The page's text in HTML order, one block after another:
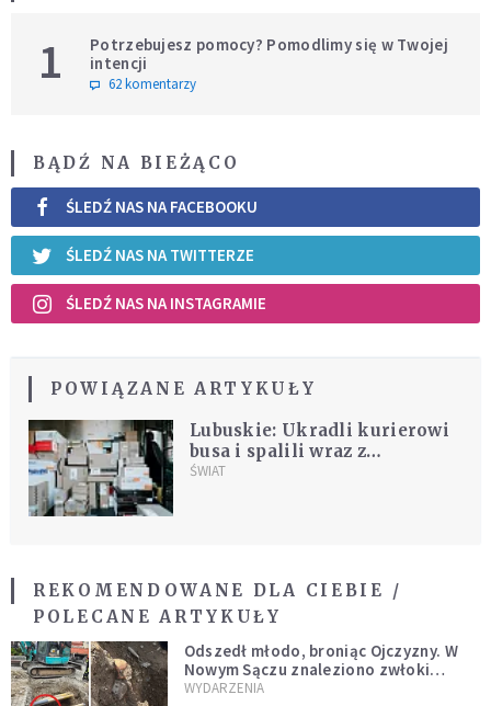
1
Potrzebujesz pomocy? Pomodlimy się w Twojej
intencji
62 komentarzy
BĄDŹ NA BIEŻĄCO
ŚLEDŹ NAS NA FACEBOOKU
ŚLEDŹ NAS NA TWITTERZE
ŚLEDŹ NAS NA INSTAGRAMIE
POWIĄZANE ARTYKUŁY
Lubuskie: Ukradli kurierowi
busa i spalili wraz z
przesyłkami
ŚWIAT
REKOMENDOWANE DLA CIEBIE /
POLECANE ARTYKUŁY
Odszedł młodo, broniąc Ojczyzny. W
Nowym Sączu znaleziono zwłoki
mężczyzny z czasów potopu
WYDARZENIA